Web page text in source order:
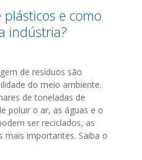
e como
indústria?
de resíduos são
do meio ambiente.
de toneladas de
poluir o ar, as águas e o
ser reciclados, as
mais importantes. Saiba o